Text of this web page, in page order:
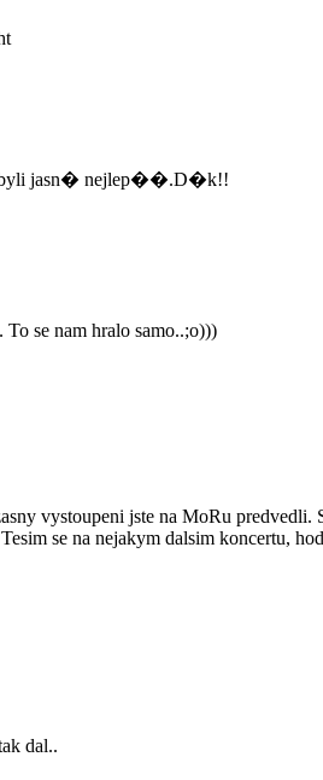
byli jasn� nejlep��.D�k!!
se nam hralo samo..;o)))
vystoupeni jste na MoRu
se na nejakym dalsim koncertu,
dal..